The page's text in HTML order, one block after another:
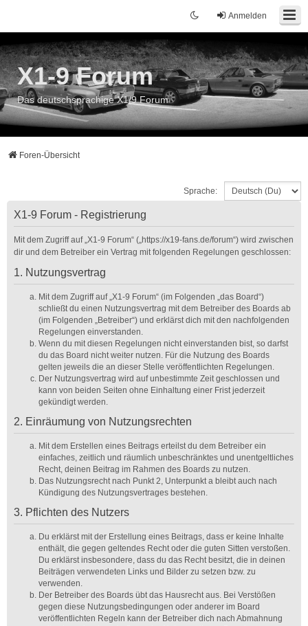
Anmelden
X1-9 Forum
Das deutschsprachige X1/9 Forum
Foren-Übersicht
Sprache:
X1-9 Forum - Registrierung
Mit dem Zugriff auf „X1-9 Forum“ („https://x19-fans.de/forum“) wird zwischen
dir und dem Betreiber ein Vertrag mit folgenden Regelungen geschlossen:
1. Nutzungsvertrag
Mit dem Zugriff auf „X1-9 Forum“ (im Folgenden „das Board“)
schließt du einen Nutzungsvertrag mit dem Betreiber des Boards ab
(im Folgenden „Betreiber“) und erklärst dich mit den nachfolgenden
Regelungen einverstanden.
Wenn du mit diesen Regelungen nicht einverstanden bist, so darfst
du das Board nicht weiter nutzen. Für die Nutzung des Boards
gelten jeweils die an dieser Stelle veröffentlichten Regelungen.
Der Nutzungsvertrag wird auf unbestimmte Zeit geschlossen und
kann von beiden Seiten ohne Einhaltung einer Frist jederzeit
gekündigt werden.
2. Einräumung von Nutzungsrechten
Mit dem Erstellen eines Beitrags erteilst du dem Betreiber ein
einfaches, zeitlich und räumlich unbeschränktes und unentgeltliches
Recht, deinen Beitrag im Rahmen des Boards zu nutzen.
Das Nutzungsrecht nach Punkt 2, Unterpunkt a bleibt auch nach
Kündigung des Nutzungsvertrages bestehen.
3. Pflichten des Nutzers
Du erklärst mit der Erstellung eines Beitrags, dass er keine Inhalte
enthält, die gegen geltendes Recht oder die guten Sitten verstoßen.
Du erklärst insbesondere, dass du das Recht besitzt, die in deinen
Beiträgen verwendeten Links und Bilder zu setzen bzw. zu
verwenden.
Der Betreiber des Boards übt das Hausrecht aus. Bei Verstößen
gegen diese Nutzungsbedingungen oder anderer im Board
veröffentlichten Regeln kann der Betreiber dich nach Abmahnung